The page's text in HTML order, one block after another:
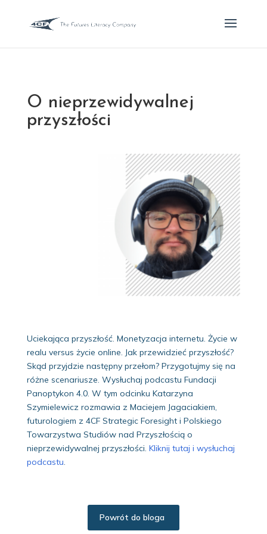
O nieprzewidywalnej
przyszłości
Uciekająca przyszłość. Monetyzacja internetu. Życie w
realu versus życie online. Jak przewidzieć przyszłość?
Skąd przyjdzie następny przełom? Przygotujmy się na
różne scenariusze. Wysłuchaj podcastu Fundacji
Panoptykon 4.0. W tym odcinku Katarzyna
Szymielewicz rozmawia z Maciejem Jagaciakiem,
futurologiem z 4CF Strategic Foresight i Polskiego
Towarzystwa Studiów nad Przyszłością o
nieprzewidywalnej przyszłości. Kliknij tutaj i wysłuchaj
podcastu.
Powrót do bloga